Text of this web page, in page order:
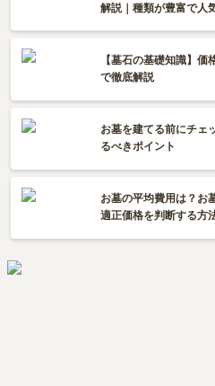
解説｜種類が豊富で人
【墓石の基礎知識】
で徹底解説
お墓を建てる前にチェ
るべきポイント
お墓の平均費用は？お
適正価格を判断する方